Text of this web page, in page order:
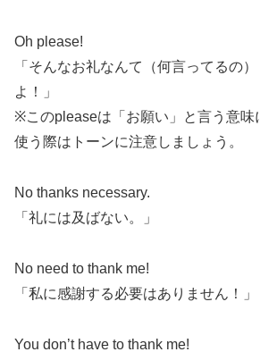
Oh please!
「そんなお礼なんて（何言ってるの
よ！」
※このpleaseは「お願い」と言う意味
使う際はトーンに注意しましょう。
No thanks necessary.
「礼には及ばない。」
No need to thank me!
「私に感謝する必要はありません！」
You don’t have to thank me!